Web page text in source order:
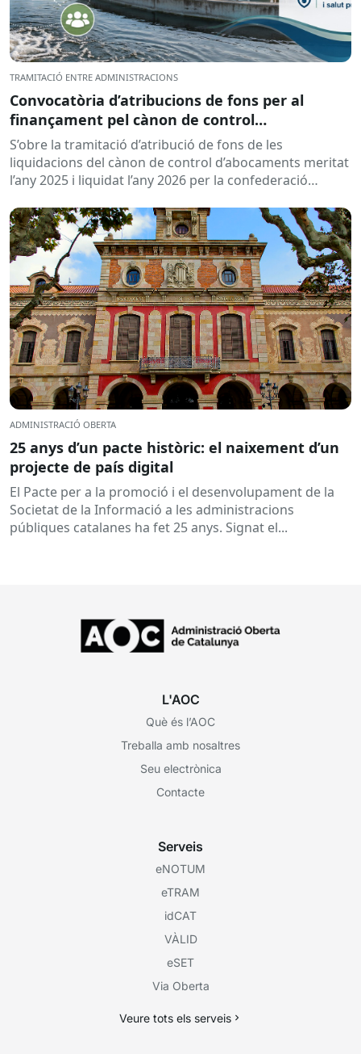
TRAMITACIÓ ENTRE ADMINISTRACIONS
Convocatòria d’atribucions de fons per al
finançament pel cànon de control
d’abocaments meritat l’any 2025 i liquidat l’any
2026
S’obre la tramitació d’atribució de fons de les
liquidacions del cànon de control d’abocaments meritat
l’any 2025 i liquidat l’any 2026 per la confederació
ADMINISTRACIÓ OBERTA
25 anys d’un pacte històric: el naixement d’un
projecte de país digital
El Pacte per a la promoció i el desenvolupament de la
Societat de la Informació a les administracions
públiques catalanes ha fet 25 anys. Signat el...
L'AOC
Què és l’AOC
Treballa amb nosaltres
Seu electrònica
Contacte
Serveis
eNOTUM
eTRAM
idCAT
VÀLID
eSET
Via Oberta
Veure tots els serveis